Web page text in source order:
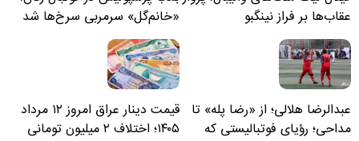
عقاب‌ها بر فراز نینگبو
«خانم‌گل» سرمربی سرخ‌ها شد
عبدالرضا هلالی؛ از «رضا پله» تا
مداحی؛ رؤیای فوتبالیستی که
قیمت دینار عراق امروز ۱۲ مرداد
۱۴۰۵؛ اختلاف ۲ میلیون تومانی